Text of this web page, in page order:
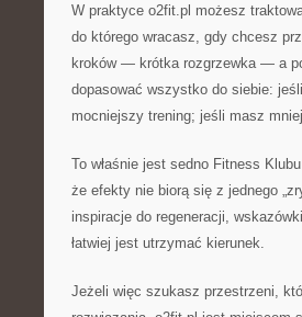
W praktyce o2fit.pl możesz
do którego wracasz, gdy chcesz
kroków — krótka rozgrzewka — a
dopasować wszystko do siebie:
mocniejszy trening; jeśli masz
To właśnie jest sedno Fitness
że efekty nie biorą się z jednego
inspiracje do regeneracji,
łatwiej jest utrzymać kierunek.
Jeżeli więc szukasz przestrzeni,